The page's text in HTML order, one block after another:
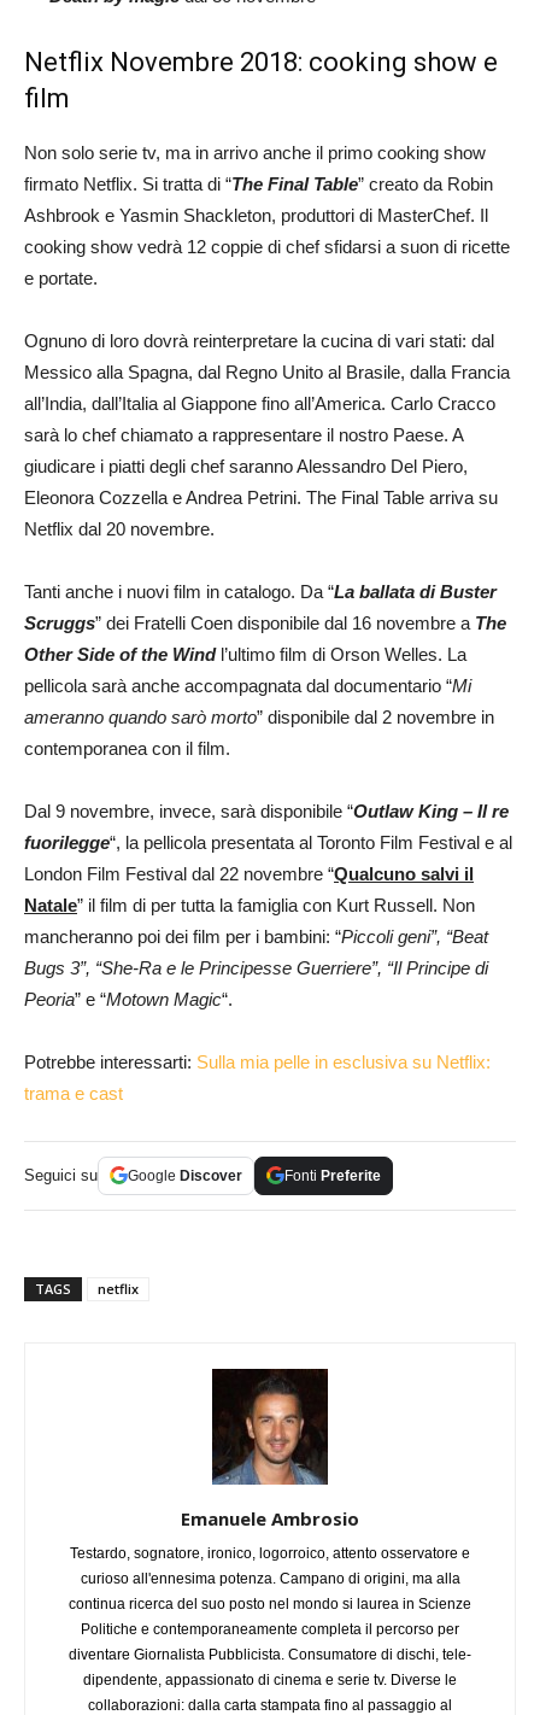
Netflix Novembre 2018: cooking show e
film
Non solo serie tv, ma in arrivo anche il primo cooking show
firmato Netflix. Si tratta di “The Final Table” creato da Robin
Ashbrook e Yasmin Shackleton, produttori di MasterChef. Il
cooking show vedrà 12 coppie di chef sfidarsi a suon di ricette
e portate.
Ognuno di loro dovrà reinterpretare la cucina di vari stati: dal
Messico alla Spagna, dal Regno Unito al Brasile, dalla Francia
all’India, dall’Italia al Giappone fino all’America. Carlo Cracco
sarà lo chef chiamato a rappresentare il nostro Paese. A
giudicare i piatti degli chef saranno Alessandro Del Piero,
Eleonora Cozzella e Andrea Petrini. The Final Table arriva su
Netflix dal 20 novembre.
Tanti anche i nuovi film in catalogo. Da “La ballata di Buster
Scruggs” dei Fratelli Coen disponibile dal 16 novembre a The
Other Side of the Windl’ultimo film di Orson Welles. La
pellicola sarà anche accompagnata dal documentario “Mi
ameranno quando sarò morto” disponibile dal 2 novembre in
contemporanea con il film.
Dal 9 novembre, invece, sarà disponibile “Outlaw King – Il re
fuorilegge“, la pellicola presentata al Toronto Film Festival e al
London Film Festival dal 22 novembre “Qualcuno salvi il
Natale” il film di per tutta la famiglia con Kurt Russell. Non
mancheranno poi dei film per i bambini: “Piccoli geni”, “Beat
Bugs 3”, “She-Ra e le Principesse Guerriere”, “Il Principe di
Peoria” e “Motown Magic“.
Potrebbe interessarti: Sulla mia pelle in esclusiva su Netflix:
trama e cast
Seguici su Google Discover Fonti Preferite
TAGS netflix
Emanuele Ambrosio
Testardo, sognatore, ironico, logorroico, attento osservatore e
curioso all'ennesima potenza. Campano di origini, ma alla
continua ricerca del suo posto nel mondo si laurea in Scienze
Politiche e contemporaneamente completa il percorso per
diventare Giornalista Pubblicista. Consumatore di dischi, tele-
dipendente, appassionato di cinema e serie tv. Diverse le
collaborazioni: dalla carta stampata fino al passaggio al